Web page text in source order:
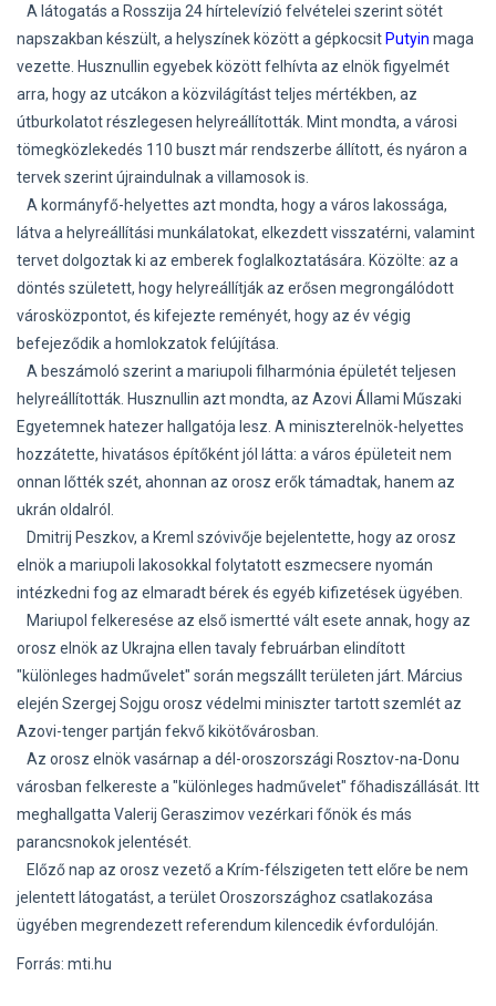
A látogatás a Rosszija 24 hírtelevízió felvételei szerint sötét
napszakban készült, a helyszínek között a gépkocsit Putyin maga
vezette. Husznullin egyebek között felhívta az elnök figyelmét
arra, hogy az utcákon a közvilágítást teljes mértékben, az
útburkolatot részlegesen helyreállították. Mint mondta, a városi
tömegközlekedés 110 buszt már rendszerbe állított, és nyáron a
tervek szerint újraindulnak a villamosok is.
A kormányfő-helyettes azt mondta, hogy a város lakossága,
látva a helyreállítási munkálatokat, elkezdett visszatérni, valamint
tervet dolgoztak ki az emberek foglalkoztatására. Közölte: az a
döntés született, hogy helyreállítják az erősen megrongálódott
városközpontot, és kifejezte reményét, hogy az év végig
befejeződik a homlokzatok felújítása.
A beszámoló szerint a mariupoli filharmónia épületét teljesen
helyreállították. Husznullin azt mondta, az Azovi Állami Műszaki
Egyetemnek hatezer hallgatója lesz. A miniszterelnök-helyettes
hozzátette, hivatásos építőként jól látta: a város épületeit nem
onnan lőtték szét, ahonnan az orosz erők támadtak, hanem az
ukrán oldalról.
Dmitrij Peszkov, a Kreml szóvivője bejelentette, hogy az orosz
elnök a mariupoli lakosokkal folytatott eszmecsere nyomán
intézkedni fog az elmaradt bérek és egyéb kifizetések ügyében.
Mariupol felkeresése az első ismertté vált esete annak, hogy az
orosz elnök az Ukrajna ellen tavaly februárban elindított
"különleges hadművelet" során megszállt területen járt. Március
elején Szergej Sojgu orosz védelmi miniszter tartott szemlét az
Azovi-tenger partján fekvő kikötővárosban.
Az orosz elnök vasárnap a dél-oroszországi Rosztov-na-Donu
városban felkereste a "különleges hadművelet" főhadiszállását. Itt
meghallgatta Valerij Geraszimov vezérkari főnök és más
parancsnokok jelentését.
Előző nap az orosz vezető a Krím-félszigeten tett előre be nem
jelentett látogatást, a terület Oroszországhoz csatlakozása
ügyében megrendezett referendum kilencedik évfordulóján.
Forrás: mti.hu